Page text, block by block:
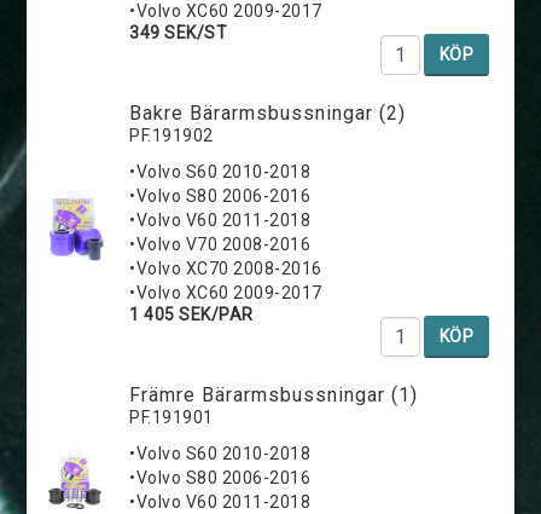
•Volvo XC60 2009-2017
349 SEK/ST
KÖP
Bakre Bärarmsbussningar (2)
PF.191902
•Volvo S60 2010-2018
•Volvo S80 2006-2016
•Volvo V60 2011-2018
•Volvo V70 2008-2016
•Volvo XC70 2008-2016
•Volvo XC60 2009-2017
1 405 SEK/PAR
KÖP
Främre Bärarmsbussningar (1)
PF.191901
•Volvo S60 2010-2018
•Volvo S80 2006-2016
•Volvo V60 2011-2018